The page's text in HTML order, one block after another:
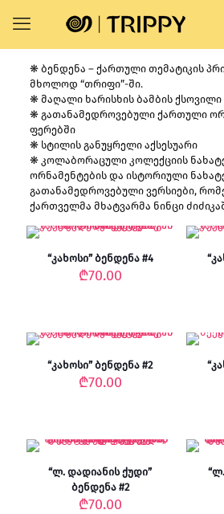
❋ ბენდენა – ქართული თემატიკის
მხოლოდ “თრიფი”-ში.
❋ მაღალი ხარისხის ბამბის ქსოვილი
❋ გათანამედროვებული ქართული
ფერებში
❋ სტილის განუყრელი აქსესუარი
❋ კოლაბორაცული კოლექციის
ორნამენტების და ისტორიული
გათანამედროვებული ვერსიები,
ქართველმა მხატვარმა ნინცი
“კახოსი” ბენდენა #4
₾70.00
“კახოსი” ბენდენა #2
₾70.00
“ლ. დადიანის ქუდი”
ბენდენა #2
₾70.00